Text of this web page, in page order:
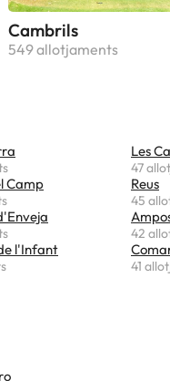
Cambrils
549 allotjaments
Camp
l'Infant
Les
47
Reus
45
42
41